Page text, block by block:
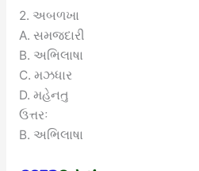
2. અબળખા
A. સમજદારી
B. અભિલાષા
C. મઝધાર
D. મહેનતુ
ઉત્તરઃ
B. અભિલાષા